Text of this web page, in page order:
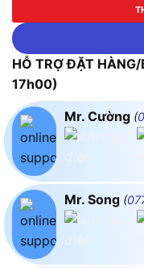
HỖ TRỢ ĐẶT
17h00)
Mr. Cường (
Mr. Song (